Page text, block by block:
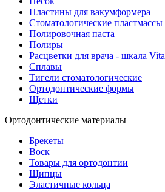
Пластины для вакумформера
Стоматологические пластмассы
Полировочная паста
Полиры
Расцветки для врача - шкала Vita
Сплавы
Тигели стоматологические
Ортодонтические формы
Щетки
Ортодонтические материалы
Брекеты
Воск
Товары для ортодонтии
Щипцы
Эластичные кольца